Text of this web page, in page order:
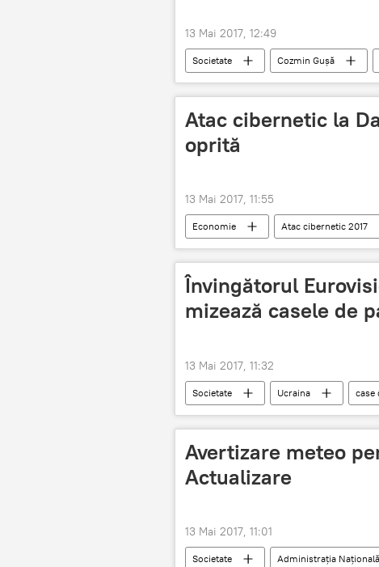
13 Mai 2017, 12:49
Societate Cozmin Gușă
Steaua
Judecată
Atac cibernetic la
oprită
13 Mai 2017, 11:55
Economie Atac cibernetic 2017
Atac cibernetic
Uzină
Învingătorul
mizează casele de
13 Mai 2017, 11:32
Societate Ucraina case
Eurovision
Avertizare meteo
Actualizare
13 Mai 2017, 11:01
Societate Administrația